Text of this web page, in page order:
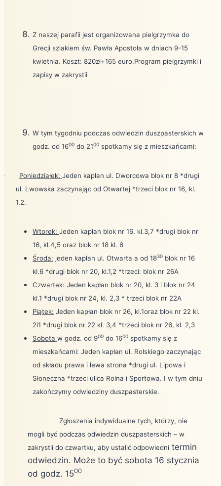
Z naszej parafii jest organizowana pielgrzymka do
Grecji szlakiem św. Pawła Apostoła w dniach 9-15
kwietnia. Koszt: 820zł+165 euro.Program pielgrzymki i
zapisy w zakrystii
W tym tygodniu podczas odwiedzin duszpasterskich w
godz. od 1600 do 2100 spotkamy się z mieszkańcami:
· Poniedziałek: Jeden kapłan ul. Dworcowa blok nr 8 *drugi
ul. Lwowska zaczynając od Otwartej *trzeci blok nr 16, kl.
1,2.
Wtorek: Jeden kapłan blok nr 16, kl.3,7 *drugi blok nr
16, kl.4,5 oraz blok nr 18 kl. 6
Środa: jeden kapłan ul. Otwarta a od 1830 blok nr 16
kl.6 *drugi blok nr 20, kl.1,2 *trzeci: blok nr 26A
Czwartek: Jeden kapłan blok nr 20, kl. 3 i blok nr 24
kl.1 *drugi blok nr 24, kl. 2,3 * trzeci blok nr 22A
Piątek: Jeden kapłan blok nr 26, kl.1oraz blok nr 22 kl.
2i1 *drugi blok nr 22 kl. 3,4 *trzeci blok nr 26, kl. 2,3
Sobota w godz. od 900 do 1600 spotkamy się z
mieszkańcami: Jeden kapłan ul. Rolskiego zaczynając
od składu prawa i lewa strona *drugi ul. Lipowa i
Słoneczna *trzeci ulica Rolna i Sportowa. I w tym dniu
zakończymy odwiedziny duszpasterskie.
Zgłoszenia indywidualne tych, którzy, nie
mogli być podczas odwiedzin duszpasterskich – w
zakrystii do czwartku, aby ustalić odpowiedni termin
odwiedzin. Może to być sobota 16 stycznia
od godz. 1500